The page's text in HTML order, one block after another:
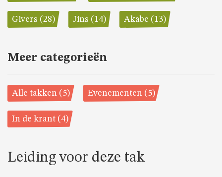
Givers (28) Jins (14) Akabe (13)
Meer categorieën
Alle takken (5) Evenementen (5)
In de krant (4)
Leiding voor deze tak